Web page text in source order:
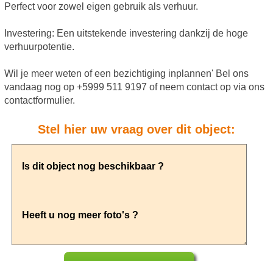
Perfect voor zowel eigen gebruik als verhuur.
Investering: Een uitstekende investering dankzij de hoge
verhuurpotentie.
Wil je meer weten of een bezichtiging inplannen' Bel ons
vandaag nog op +5999 511 9197 of neem contact op via ons
contactformulier.
Stel hier uw vraag over dit object: